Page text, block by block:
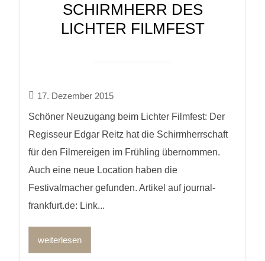
SCHIRMHERR DES
LICHTER FILMFEST
17. Dezember 2015
Schöner Neuzugang beim Lichter Filmfest: Der
Regisseur Edgar Reitz hat die Schirmherrschaft
für den Filmereigen im Frühling übernommen.
Auch eine neue Location haben die
Festivalmacher gefunden. Artikel auf journal-
frankfurt.de: Link...
weiterlesen